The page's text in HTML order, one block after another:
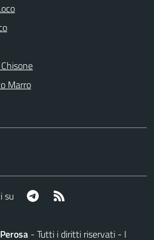
Marro
su Telegram
- Tutti i diritti riservati - I